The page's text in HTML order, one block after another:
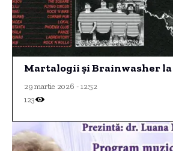
Martalogii și Brainwasher la
29 martie 2026 - 12:52
123